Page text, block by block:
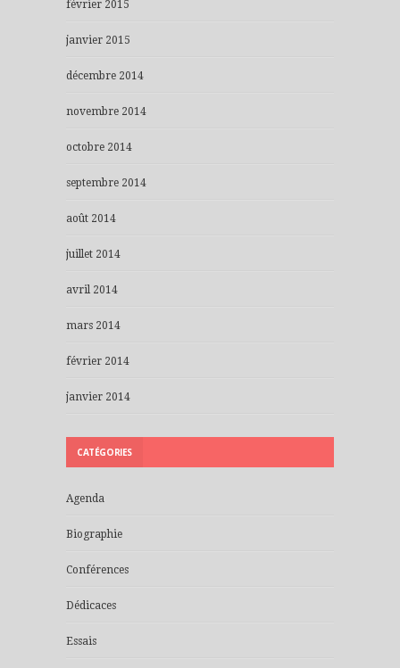
février 2015
janvier 2015
décembre 2014
novembre 2014
octobre 2014
septembre 2014
août 2014
juillet 2014
avril 2014
mars 2014
février 2014
janvier 2014
CATÉGORIES
Agenda
Biographie
Conférences
Dédicaces
Essais